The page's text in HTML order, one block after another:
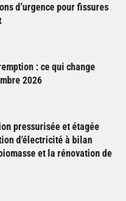
d’urgence pour fissures
: ce qui change
2026
pressurisée et étagée
d’électricité à bilan
et la rénovation de